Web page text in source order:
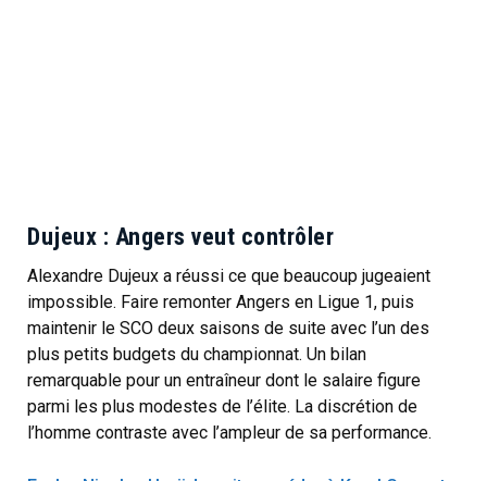
Dujeux : Angers veut contrôler
Alexandre Dujeux a réussi ce que beaucoup jugeaient
impossible. Faire remonter Angers en Ligue 1, puis
maintenir le SCO deux saisons de suite avec l’un des
plus petits budgets du championnat. Un bilan
remarquable pour un entraîneur dont le salaire figure
parmi les plus modestes de l’élite. La discrétion de
l’homme contraste avec l’ampleur de sa performance.